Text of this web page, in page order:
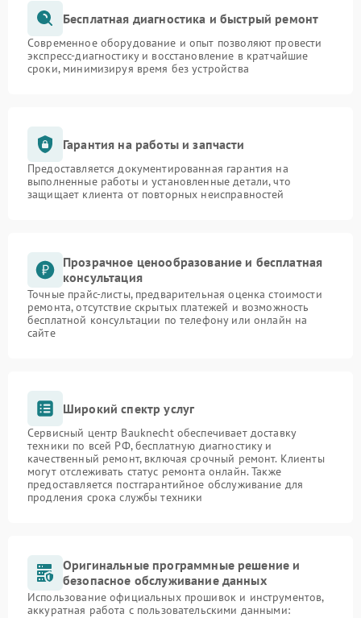
Бесплатная диагностика и быстрый ремонт
Современное оборудование и опыт позволяют провести
экспресс-диагностику и восстановление в кратчайшие
сроки, минимизируя время без устройства
Гарантия на работы и запчасти
Предоставляется документированная гарантия на
выполненные работы и установленные детали, что
защищает клиента от повторных неисправностей
Прозрачное ценообразование и бесплатная
консультация
Точные прайс-листы, предварительная оценка стоимости
ремонта, отсутствие скрытых платежей и возможность
бесплатной консультации по телефону или онлайн на
сайте
Широкий спектр услуг
Сервисный центр Bauknecht обеспечивает доставку
техники по всей РФ, бесплатную диагностику и
качественный ремонт, включая срочный ремонт. Клиенты
могут отслеживать статус ремонта онлайн. Также
предоставляется постгарантийное обслуживание для
продления срока службы техники
Оригинальные программные решение и
безопасное обслуживание данных
Использование официальных прошивок и инструментов,
аккуратная работа с пользовательскими данными: